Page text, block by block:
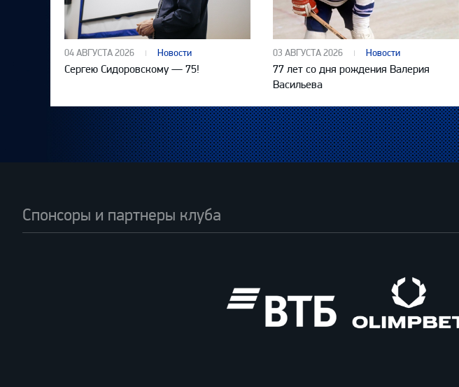
04 АВГУСТА 2026 Новости
Сергею Сидоровскому — 75!
03 АВГУСТА 2026 Новости
77 лет со дня рождения Валерия
Васильева
Спонсоры и партнеры клуба